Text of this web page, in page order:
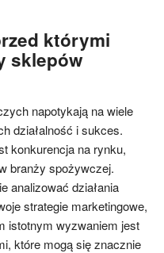
którymi
sklepów
napotykają na wiele
działalność i sukces.
konkurencja na rynku,
branży spożywczej.
analizować działania
strategie marketingowe,
istotnym wyzwaniem jest
które mogą się znacznie